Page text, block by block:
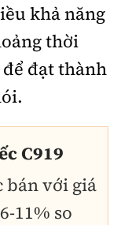
khả năng
thời
đạt thành
C919
bán với giá
11% so